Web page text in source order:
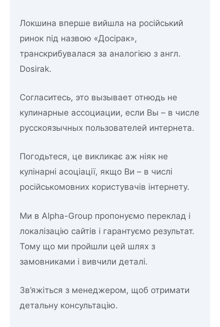
Локшина вперше вийшла на російський
ринок під назвою «Досірак»,
транскрибувалася за аналогією з англ.
Dosirak.
Согласитесь, это вызывает отнюдь не
кулинарные ассоциации, если Вы – в числе
русскоязычных пользователей интернета.
Погодьтеся, це викликає аж ніяк не
кулінарні асоціації, якщо Ви – в числі
російськомовних користувачів інтернету.
Ми в Alpha-Group пропонуємо переклад і
локалізацію сайтів і гарантуємо результат.
Тому що ми пройшли цей шлях з
замовниками і вивчили деталі.
Зв’яжіться з менеджером, щоб отримати
детальну консультацію.